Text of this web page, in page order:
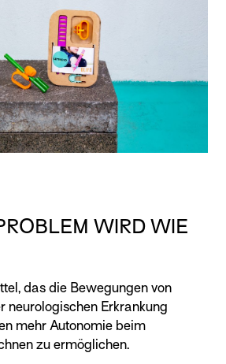
WIRD WIE
das die Bewegungen von
neurologischen Erkrankung
mehr Autonomie beim
zu ermöglichen.